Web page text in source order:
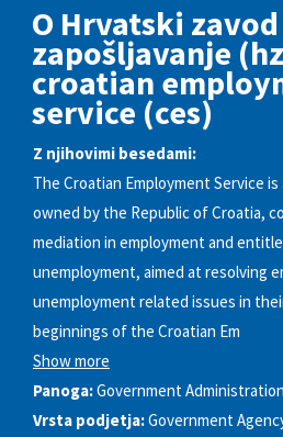
O Hrvatski zavod
zapošljavanje
croatian
service (ces)
Z njihovimi besedami:
The Croatian Employment Service
owned by the Republic of Croatia,
mediation in employment and
unemployment, aimed at resolving
unemployment related issues in
beginnings of the Croatian Em
Show more
Panoga:Government Administration
Vrsta podjetja:Government